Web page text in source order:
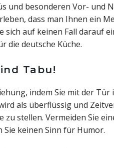
und besonderen Vor- und
dass man Ihnen ein
sich auf keinen Fall darauf
die deutsche Küche.
Tabu!
indem Sie mit der
als überflüssig und
stellen. Vermeiden Sie
Sie keinen Sinn für Humor.